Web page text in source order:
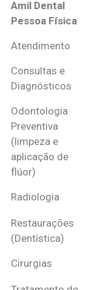
Amil Dental
Pessoa Física
Coberturas
Pessoa Física
Atendimento
Consultas e
Diagnósticos
Odontologia
Preventiva
(limpeza e
aplicação de
flúor)
Radiologia
Restaurações
(Dentística)
Cirurgias